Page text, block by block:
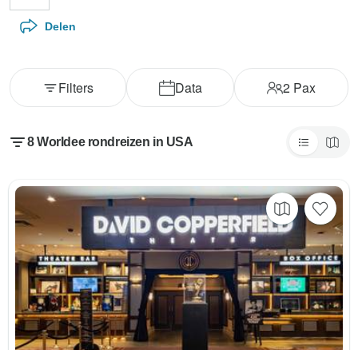
Delen
Data 2 Pax
Filters
8 Worldee rondreizen in USA